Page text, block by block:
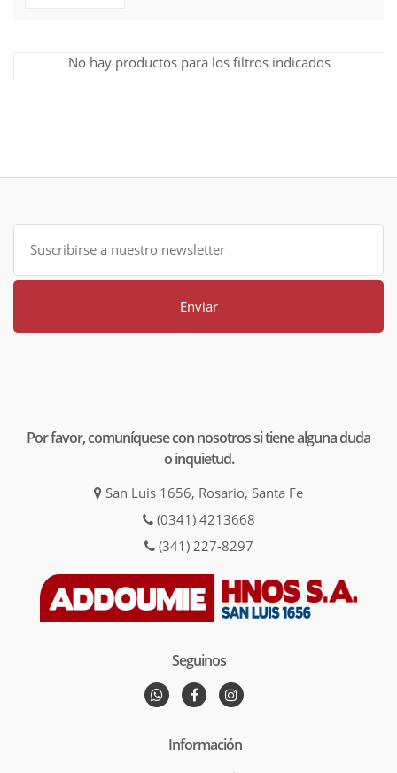
No hay productos para los filtros indicados
Enviar
Por favor, comuníquese con nosotros si tiene alguna duda
o inquietud.
San Luis 1656, Rosario, Santa Fe
(0341) 4213668
(341) 227-8297
Seguinos
Información